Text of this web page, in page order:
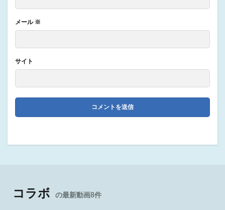
メール ※
サイト
コラボ の最新動画8件